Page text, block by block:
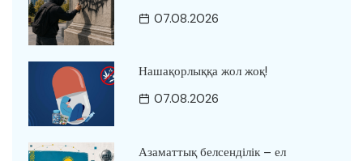
07.08.2026
Нашақорлыққа жол жоқ!
07.08.2026
Азаматтық белсенділік – ел